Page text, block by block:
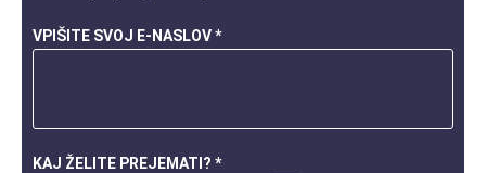
VPIŠITE SVOJ E-NASLOV *
KAJ ŽELITE PREJEMATI? *